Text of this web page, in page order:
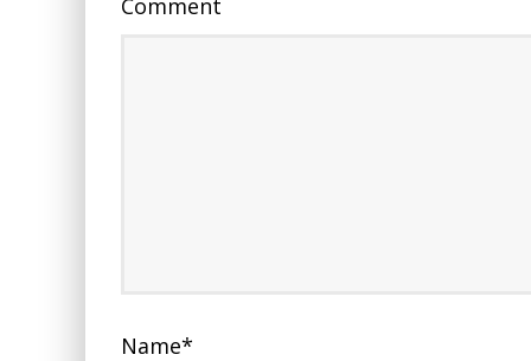
Comment
Name*